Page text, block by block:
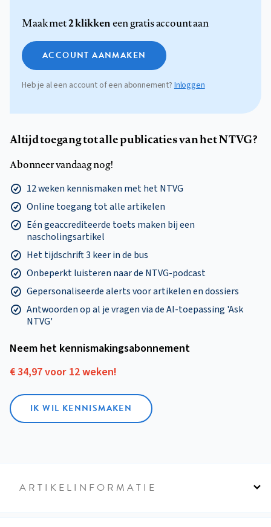
Maak met2 klikkeneen gratis account aan
ACCOUNT AANMAKEN
Heb je al een account of een abonnement? Inloggen
Altijd toegang tot alle publicaties van het NTVG?
Abonneer vandaag nog!
12 weken kennismaken met het NTVG
Online toegang tot alle artikelen
Eén geaccrediteerde toets maken bij een
nascholingsartikel
Het tijdschrift 3 keer in de bus
Onbeperkt luisteren naar de NTVG-podcast
Gepersonaliseerde alerts voor artikelen en dossiers
Antwoorden op al je vragen via de AI-toepassing 'Ask
NTVG'
Neem het kennismakings­abonnement
€ 34,97 voor 12 weken!
IK WIL KENNISMAKEN
ARTIKELINFORMATIE